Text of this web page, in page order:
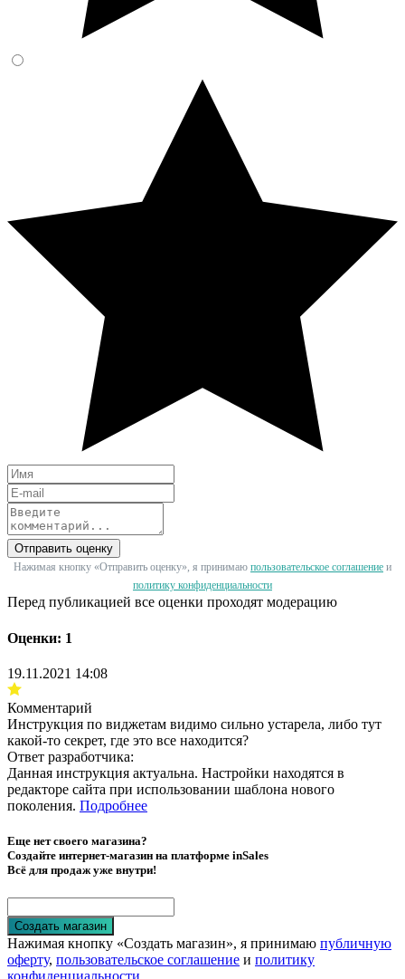
Отправить оценку
Нажимая кнопку «Отправить оценку», я принимаю пользовательское соглашение и
политику конфиденциальности
Перед публикацией все оценки проходят модерацию
Оценки: 1
19.11.2021 14:08
Комментарий
Инструкция по виджетам видимо сильно устарела, либо тут
какой-то секрет, где это все находится?
Ответ разработчика:
Данная инструкция актуальна. Настройки находятся в
редакторе сайта при использовании шаблона нового
поколения. Подробнее
Еще нет своего магазина?
Создайте интернет-магазин на платформе inSales
Всё для продаж уже внутри!
Создать магазин
Нажимая кнопку «Создать магазин», я принимаю публичную
оферту, пользовательское соглашение и политику